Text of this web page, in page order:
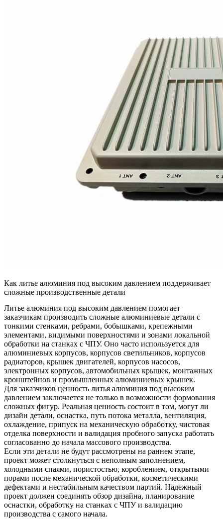
Как литье алюминия под высоким давлением поддерживает
сложные производственные детали
Литье алюминия под высоким давлением помогает
заказчикам производить сложные алюминиевые детали с
тонкими стенками, ребрами, бобышками, крепежными
элементами, видимыми поверхностями и зонами локальной
обработки на станках с ЧПУ. Оно часто используется для
алюминиевых корпусов, корпусов светильников, корпусов
радиаторов, крышек двигателей, корпусов насосов,
электронных корпусов, автомобильных крышек, монтажных
кронштейнов и промышленных алюминиевых крышек.
Для заказчиков ценность литья алюминия под высоким
давлением заключается не только в возможности формования
сложных фигур. Реальная ценность состоит в том, могут ли
дизайн детали, оснастка, путь потока металла, вентиляция,
охлаждение, припуск на механическую обработку, чистовая
отделка поверхности и валидация пробного запуска работать
согласованно до начала массового производства.
Если эти детали не будут рассмотрены на раннем этапе,
проект может столкнуться с неполным заполнением,
холодными спаями, пористостью, короблением, открытыми
порами после механической обработки, косметическими
дефектами и нестабильным качеством партий. Надежный
проект должен соединять обзор дизайна, планирование
оснастки, обработку на станках с ЧПУ и валидацию
производства с самого начала.